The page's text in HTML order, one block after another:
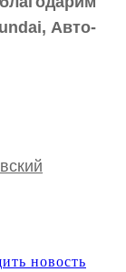
Авто-
новость